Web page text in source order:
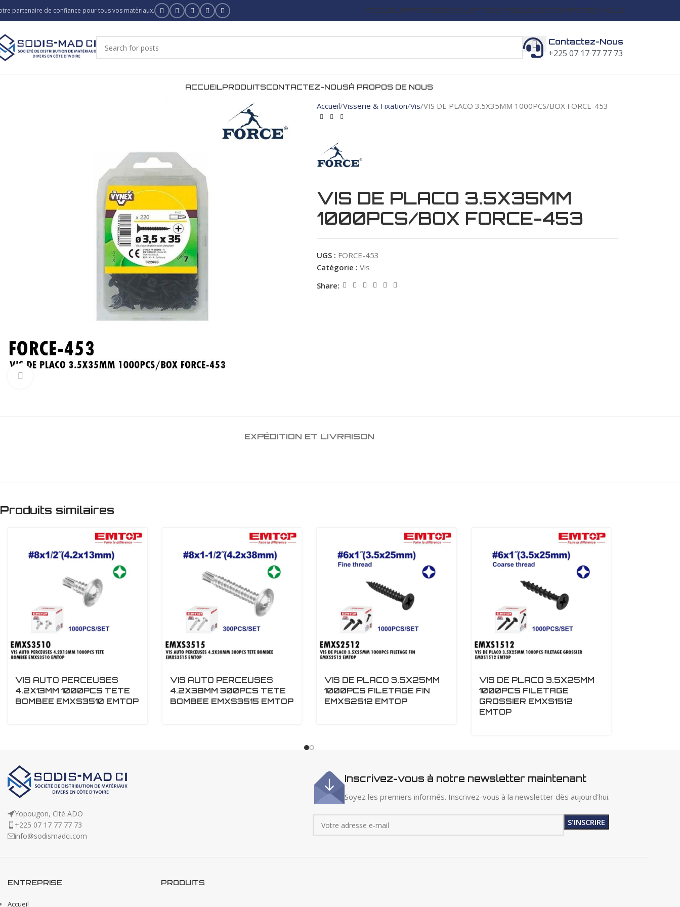
partenaire de confiance pour tous vos matériaux. ACCUEILÀ PROPOS DE NOUSPRODUITSBLOGUERCONTACTEZ-NOUS
Contactez-Nous
+225 07 17 77 77 73
ACCUEILPRODUITSCONTACTEZ-NOUSÀ PROPOS DE NOUS
Accueil Visserie & Fixation Vis VIS DE PLACO 3.5X35MM 1000PCS/BOX FORCE-453
VIS DE PLACO 3.5X35MM
1000PCS/BOX FORCE-453
UGS : FORCE-453
Catégorie : Vis
Share:
EXPÉDITION ET LIVRAISON
Produits similaires
VIS AUTO PERCEUSES
4.2X13MM 1000PCS TETE
BOMBEE EMXS3510 EMTOP
VIS AUTO PERCEUSES
4.2X38MM 300PCS TETE
BOMBEE EMXS3515 EMTOP
VIS DE PLACO 3.5X25MM
1000PCS FILETAGE FIN
EMXS2512 EMTOP
VIS DE PLACO 3.5X25MM
1000PCS FILETAGE
GROSSIER EMXS1512
EMTOP
Yopougon, Cité ADO
+225 07 17 77 77 73
info@sodismadci.com
Inscrivez-vous à notre newsletter maintenant
Soyez les premiers informés. Inscrivez-vous à la newsletter dès aujourd'hui.
ENTREPRISE
Accueil
PRODUITS